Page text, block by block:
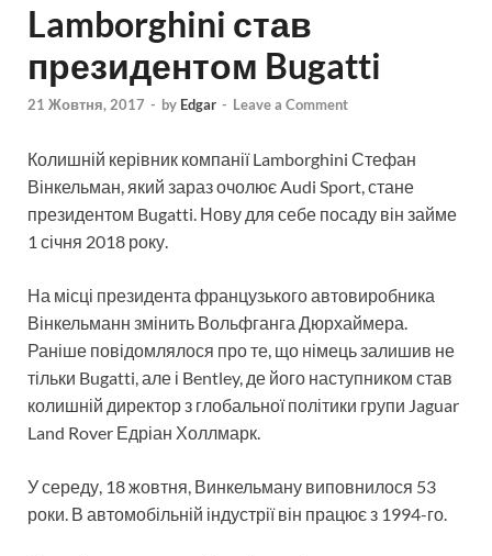
Lamborghini став
президентом Bugatti
21 Жовтня, 2017 - by Edgar - Leave a Comment
Колишній керівник компанії Lamborghini Стефан
Вінкельман, який зараз очолює Audi Sport, стане
президентом Bugatti. Нову для себе посаду він займе
1 січня 2018 року.
На місці президента французького автовиробника
Вінкельманн змінить Вольфганга Дюрхаймера.
Раніше повідомлялося про те, що німець залишив не
тільки Bugatti, але і Bentley, де його наступником став
колишній директор з глобальної політики групи Jaguar
Land Rover Едріан Холлмарк.
У середу, 18 жовтня, Винкельману виповнилося 53
роки. В автомобільній індустрії він працює з 1994-го.